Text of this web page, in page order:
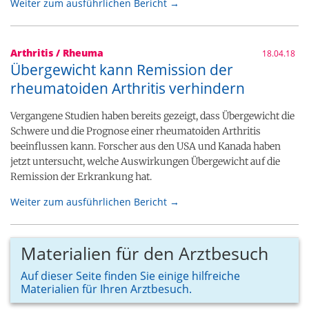
Weiter zum ausführlichen Bericht →
Arthritis / Rheuma 18.04.18
Übergewicht kann Remission der
rheumatoiden Arthritis verhindern
Vergangene Studien haben bereits gezeigt, dass Übergewicht die
Schwere und die Prognose einer rheumatoiden Arthritis
beeinflussen kann. Forscher aus den USA und Kanada haben
jetzt untersucht, welche Auswirkungen Übergewicht auf die
Remission der Erkrankung hat.
Weiter zum ausführlichen Bericht →
Materialien für den Arztbesuch
Auf dieser Seite finden Sie einige hilfreiche
Materialien für Ihren Arztbesuch.